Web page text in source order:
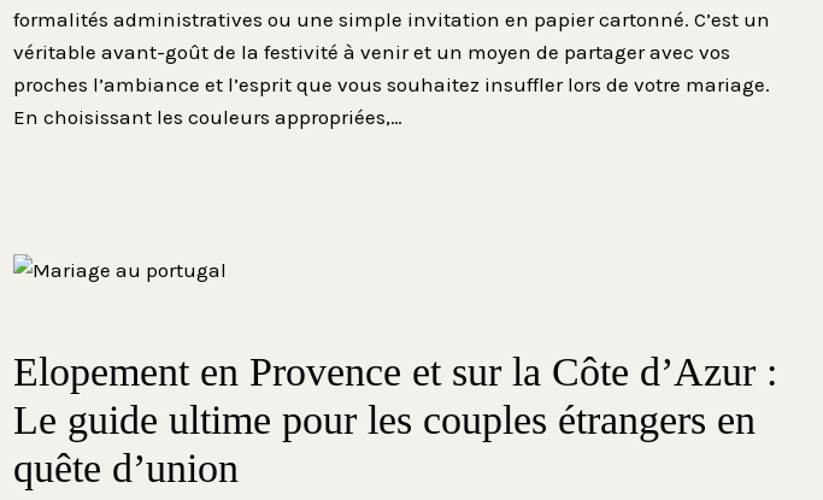
formalités administratives ou une simple invitation en papier cartonné. C’est un
véritable avant-goût de la festivité à venir et un moyen de partager avec vos
proches l’ambiance et l’esprit que vous souhaitez insuffler lors de votre mariage.
En choisissant les couleurs appropriées,…
Elopement en Provence et sur la Côte d’Azur :
Le guide ultime pour les couples étrangers en
quête d’union